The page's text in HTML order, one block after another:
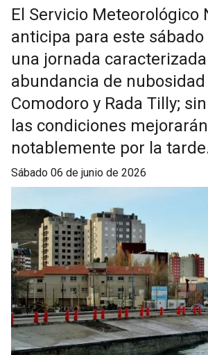
El Servicio Meteorológico
anticipa para este
una jornada
abundancia de nubosidad
Comodoro y Rada Tilly;
las condiciones mejorarán
notablemente por la
sábado 06 de junio de 2026